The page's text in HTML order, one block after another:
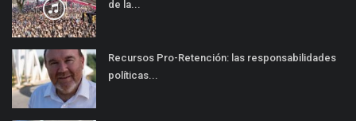
de la...
Recursos Pro-Retención: las responsabilidades
políticas...